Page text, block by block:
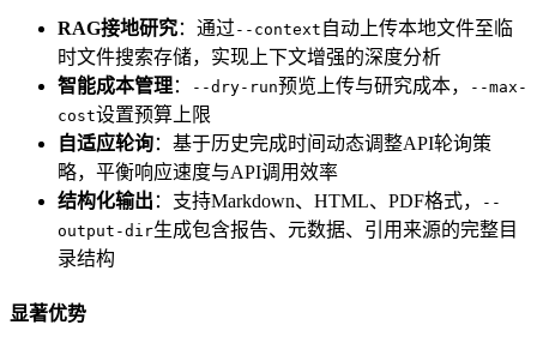
RAG接地研究：通过 --context 自动上传本地文件至临
时文件搜索存储，实现上下文增强的深度分析
智能成本管理： --dry-run预览上传与研究成本，
--max-
cost设置预算上限
自适应轮询：基于历史完成时间动态调整API轮询策
略，平衡响应速度与API调用效率
结构化输出 ：支持Markdown、HTML、PDF格式，
--
output-dir生成包含报告、元数据、引用来源的完整目
录结构
显著优势